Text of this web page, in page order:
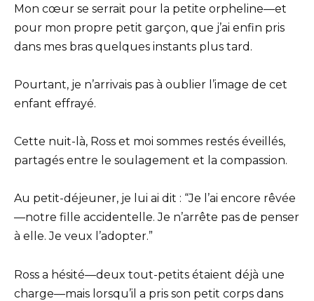
Mon cœur se serrait pour la petite orpheline—et
pour mon propre petit garçon, que j’ai enfin pris
dans mes bras quelques instants plus tard.
Pourtant, je n’arrivais pas à oublier l’image de cet
enfant effrayé.
Cette nuit-là, Ross et moi sommes restés éveillés,
partagés entre le soulagement et la compassion.
Au petit-déjeuner, je lui ai dit : “Je l’ai encore rêvée
—notre fille accidentelle. Je n’arrête pas de penser
à elle. Je veux l’adopter.”
Ross a hésité—deux tout-petits étaient déjà une
charge—mais lorsqu’il a pris son petit corps dans